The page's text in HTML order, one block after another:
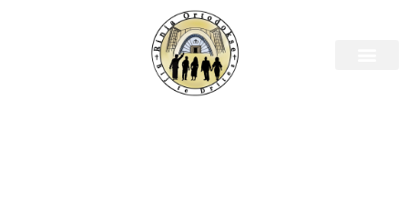
E diel, 2 prill 2023 – Leximet